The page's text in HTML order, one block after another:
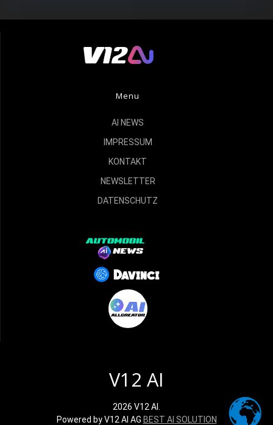
Menu
AI NEWS
IMPRESSUM
KONTAKT
NEWSLETTER
DATENSCHUTZ
V12 AI
2026 V12 AI.
Powered by V12 AI AG BEST AI SOLUTION